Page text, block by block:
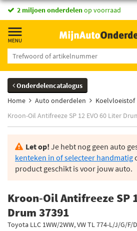
2 miljoen onderdelenop voorraad
Onderdelencatalogus
Home
Auto onderdelen
Koelvloeistof
Kroon-Oil Antifreeze SP 12 EVO 60 Liter
Let op! Je hebt nog geen auto
kenteken in of selecteer handmatig
product geschikt is voor jouw auto.
Kroon-Oil Antifreeze SP
Drum 37391
Toyota LLC 1WW/2WW, VW TL 774-L/J/G/F/